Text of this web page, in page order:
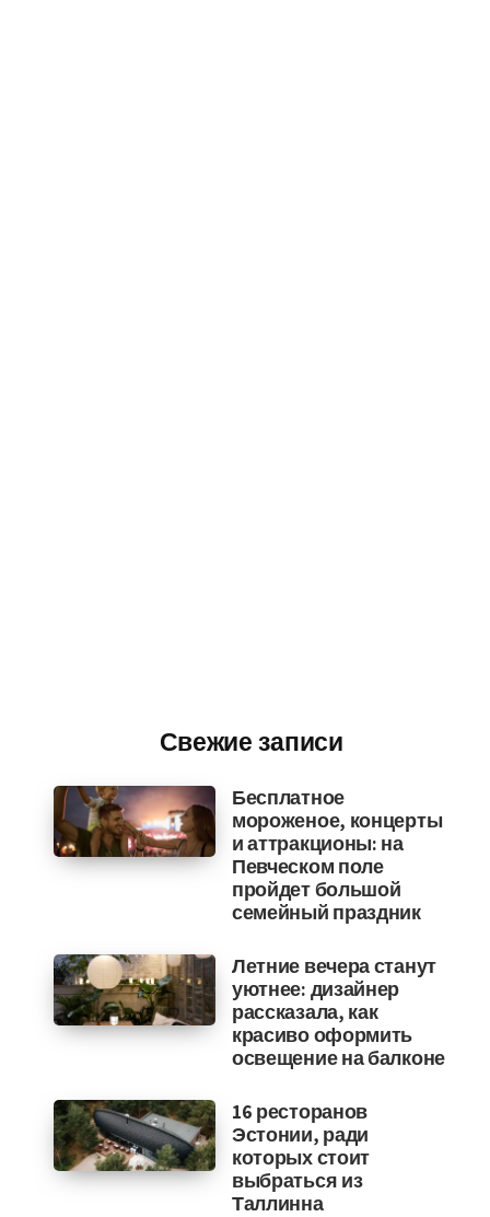
Свежие записи
Бесплатное
мороженое, концерты
и аттракционы: на
Певческом поле
пройдет большой
семейный праздник
Летние вечера станут
уютнее: дизайнер
рассказала, как
красиво оформить
освещение на балконе
16 ресторанов
Эстонии, ради
которых стоит
выбраться из
Таллинна